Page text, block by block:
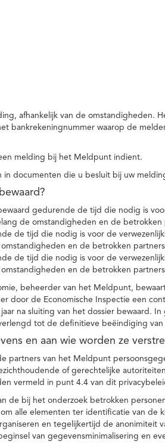
afhankelijk van de omstandigheden.
bankrekeningnummer waarop de
melding bij het Meldpunt indient.
in documenten die u besluit bij uw
gedurende de tijd die nodig is
de omstandigheden en de
de tijd die nodig is voor de
en de betrokken
de tijd die nodig is voor de
en de betrokken
beheerder van het Meldpunt,
door de Economische Inspectie een
na sluiting van het dossier bewaard.
tot de definitieve beëindiging
en aan wie worden ze
partners van het Meldpunt
of gerechtelijke
vermeld in punt 4.4 van dit
de bij het onderzoek betrokken
alle elementen ter identificatie van de
en tegelijkertijd de anonimiteit
van gegevensminimalisering en